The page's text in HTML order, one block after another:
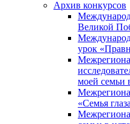
Архив конкурсов
Великой
урок
моей семьи
«Семья